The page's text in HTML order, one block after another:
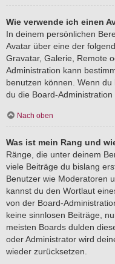
Wie verwende ich einen
In deinem persönlichen
Avatar über eine der
Gravatar, Galerie, Remote
Administration kann
benutzen können. Wenn
du die Board-Administration
Nach oben
Was ist mein Rang und
Ränge, die unter deinem
viele Beiträge du bislang
Benutzer wie Moderatoren
kannst du den Wortlaut
von der Board-
keine sinnlosen Beiträge,
meisten Boards dulden
oder Administrator wird
wieder zurücksetzen.